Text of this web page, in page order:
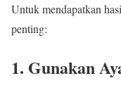
Untuk mendapatkan
penting:
1. Gunakan